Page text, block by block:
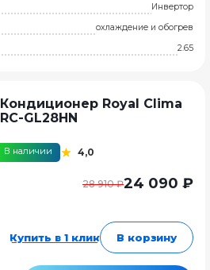
Инвертор
охлаждение и обогрев
2.65
Кондиционер Royal Clima
RC-GL28HN
В наличии 4,0
28 910 ₽24 090 ₽
Купить в 1 клик В корзину